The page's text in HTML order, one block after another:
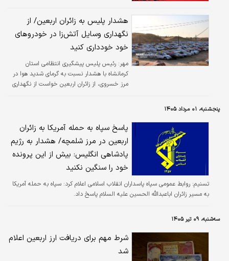
هشدار پلیس به زائران اربعین/ از
نگهداری وسایل آتش‌زا در خودروهای
خود خودداری کنید
مهر: رئیس پلیس پیشگیری انتظامی استان
کرمانشاه با هشدار نسبت به گرمای شدید هوا در
مرز خسروی، از زائران اربعین خواست از نگهداری
پنجشنبه، ۰۱ مرداد ۱۴۰۵
پاسخ سپاه به حمله آمریکا به زائران
اربعین در مرز شلمچه/ هشدار به رژیم
پادشاهی انگلیس: بیش از این پرونده
خود را سنگین نکنید
تسنیم: ​روابط عمومی سپاه پاسداران انقلاب اسلامی اعلام کرد: سپاه به حمله آمریکا
به مسیر زائران اباعبدالله الحسین علیه السلام پاسخ داد.
سه‌شنبه، ۰۹ تیر ۱۴۰۵
شرط مهم برای دریافت ارز اربعین اعلام
شد